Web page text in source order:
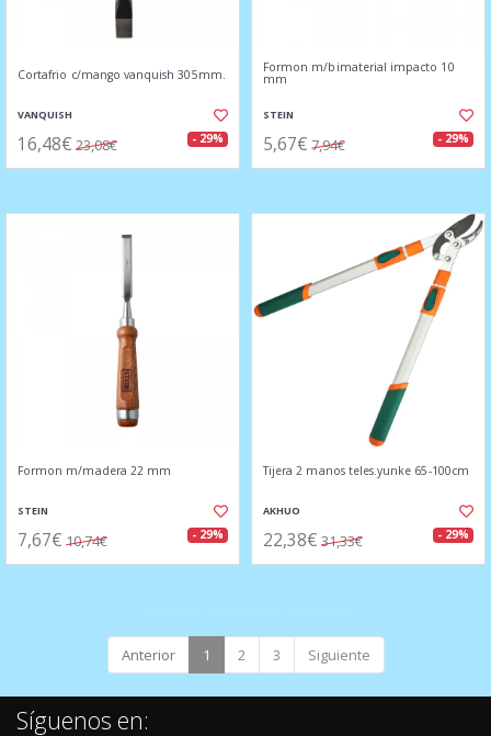
Cortafrio c/mango vanquish 305mm.
VANQUISH
16,48€ 23,08€ - 29%
Formon m/bimaterial impacto 10
mm
STEIN
5,67€ 7,94€ - 29%
Formon m/madera 22 mm
STEIN
7,67€ 10,74€ - 29%
Tijera 2 manos teles.yunke 65-100cm
AKHUO
22,38€ 31,33€ - 29%
Anterior 1 2 3 Siguiente
Síguenos en: